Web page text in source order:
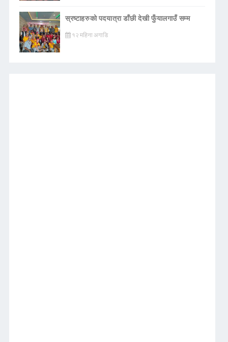
स्रष्टाहरुको पदयात्रा डाँछी देखी फुँयालगाउँ सम्म
१२ महिना अगाडि